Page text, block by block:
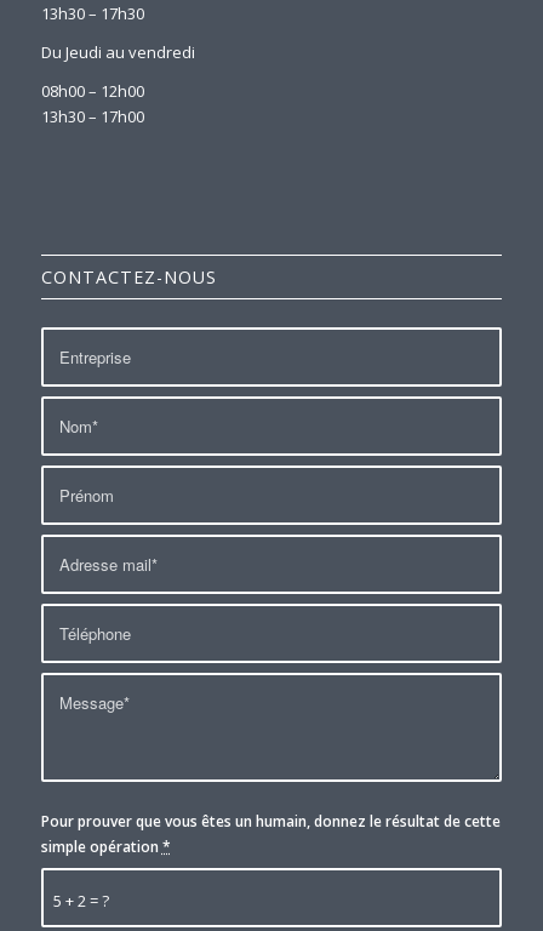
13h30 – 17h30
Du Jeudi au vendredi
08h00 – 12h00
13h30 – 17h00
CONTACTEZ-NOUS
5 + 2 = ?
Pour prouver que vous êtes un humain, donnez le résultat de cette
simple opération *